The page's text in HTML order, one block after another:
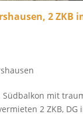
2 ZKB
Südbalkon mit
2 ZKB, DG